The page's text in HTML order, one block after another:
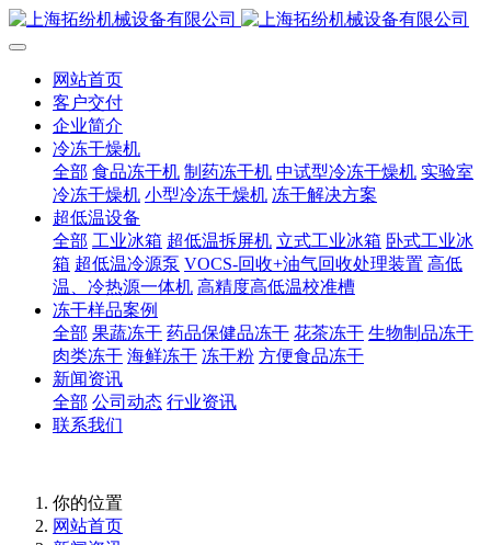
网站首页
客户交付
企业简介
冷冻干燥机
全部 食品冻干机 制药冻干机 中试型冷冻干燥机 实验室
冷冻干燥机 小型冷冻干燥机 冻干解决方案
超低温设备
全部 工业冰箱 超低温拆屏机 立式工业冰箱 卧式工业冰
箱 超低温冷源泵 VOCS-回收+油气回收处理装置 高低
温、冷热源一体机 高精度高低温校准槽
冻干样品案例
全部 果蔬冻干 药品保健品冻干 花茶冻干 生物制品冻干
肉类冻干 海鲜冻干 冻干粉 方便食品冻干
新闻资讯
全部 公司动态 行业资讯
联系我们
你的位置
网站首页